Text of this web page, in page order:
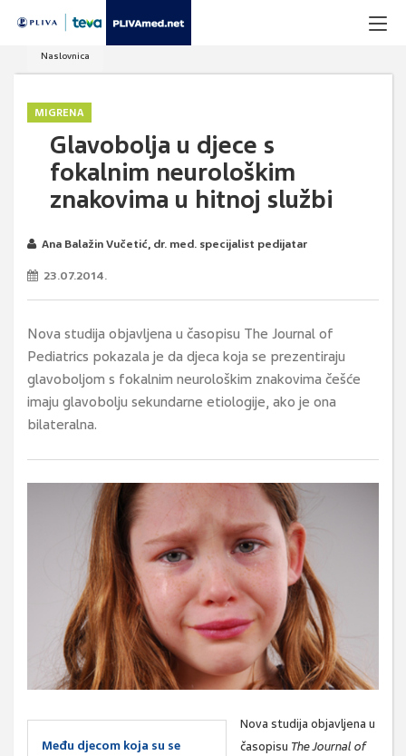
Naslovnica
MIGRENA
Glavobolja u djece s
fokalnim neurološkim
znakovima u hitnoj službi
Ana Balažin Vučetić, dr. med. specijalist pedijatar
23.07.2014.
Nova studija objavljena u časopisu The Journal of
Pediatrics pokazala je da djeca koja se prezentiraju
glavoboljom s fokalnim neurološkim znakovima češće
imaju glavobolju sekundarne etiologije, ako je ona
bilateralna.
Među djecom koja su se
Nova studija objavljena u
časopisu The Journal of